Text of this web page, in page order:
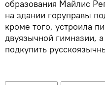
образования Майлис
на здании горуправы
кроме того, устроила
двуязычной гимназии,
подкупить